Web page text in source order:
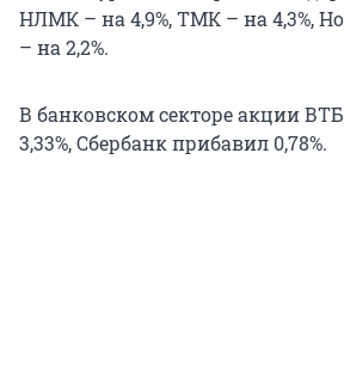
НЛМК – на 4,9%, ТМК – на 4,3%,
– на 2,2%.
В банковском секторе акции
3,33%, Сбербанк прибавил 0,78%.